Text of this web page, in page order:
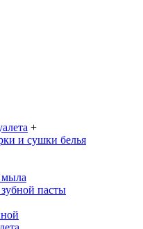
+
и сушки белья
мыла
пасты